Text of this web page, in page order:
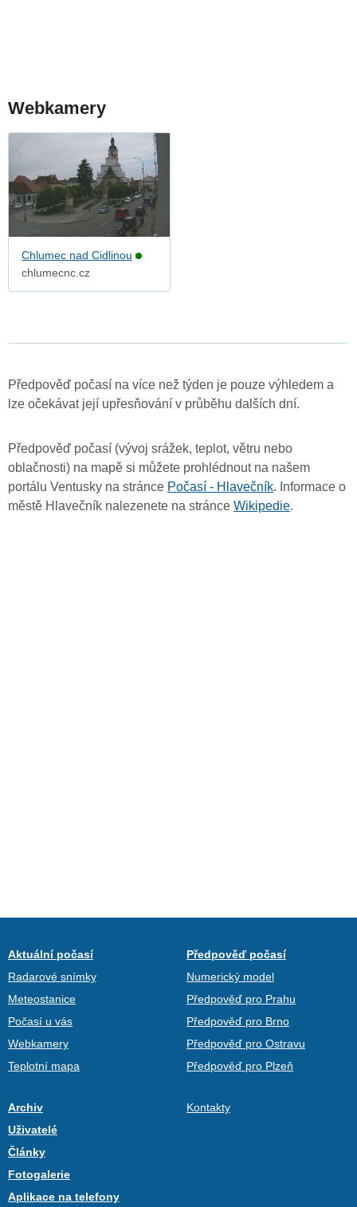
Webkamery
Chlumec nad Cidlinou
chlumecnc.cz
Předpověď počasí na více než týden je pouze výhledem a
lze očekávat její upřesňování v průběhu dalších dní.
Předpověď počasí (vývoj srážek, teplot, větru nebo
oblačnosti) na mapě si můžete prohlédnout na našem
portálu Ventusky na stránce Počasí - Hlavečník. Informace o
městě Hlavečník nalezenete na stránce Wikipedie.
Aktuální počasí
Radarové snímky
Meteostanice
Počasí u vás
Webkamery
Teplotní mapa
Předpověď počasí
Numerický model
Předpověď pro Prahu
Předpověď pro Brno
Předpověď pro Ostravu
Předpověď pro Plzeň
Archiv
Uživatelé
Články
Fotogalerie
Aplikace na telefony
Kontakty